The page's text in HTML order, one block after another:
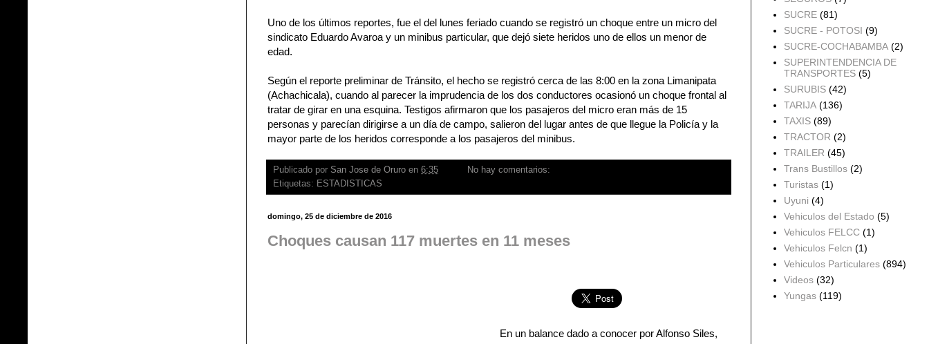
Uno de los últimos reportes, fue el del lunes feriado cuando se registró un choque entre un micro del
sindicato Eduardo Avaroa y un minibus particular, que dejó siete heridos uno de ellos un menor de
edad.
Según el reporte preliminar de Tránsito, el hecho se registró cerca de las 8:00 en la zona Limanipata
(Achachicala), cuando al parecer la imprudencia de los dos conductores ocasionó un choque frontal al
tratar de girar en una esquina. Testigos afirmaron que los pasajeros del micro eran más de 15
personas y parecían dirigirse a un día de campo, salieron del lugar antes de que llegue la Policía y la
mayor parte de los heridos corresponde a los pasajeros del minibus.
Publicado por San Jose de Oruro en 6:35
No hay comentarios:
Etiquetas: ESTADISTICAS
domingo, 25 de diciembre de 2016
Choques causan 117 muertes en 11 meses
En un balance dado a conocer por Alfonso Siles,
SUCRE (81)
SUCRE - POTOSI (9)
SUCRE-COCHABAMBA (2)
SUPERINTENDENCIA DE
TRANSPORTES (5)
SURUBIS (42)
TARIJA (136)
TAXIS (89)
TRACTOR (2)
TRAILER (45)
Trans Bustillos (2)
Turistas (1)
Uyuni (4)
Vehiculos del Estado (5)
Vehiculos FELCC (1)
Vehiculos Felcn (1)
Vehiculos Particulares (894)
Videos (32)
Yungas (119)